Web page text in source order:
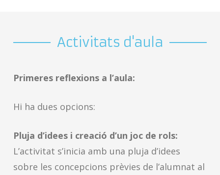
Activitats d'aula
Primeres reflexions a l’aula:
Hi ha dues opcions:
Pluja d’idees i creació d’un joc de rols:
L’activitat s’inicia amb una pluja d’idees
sobre les concepcions prèvies de l’alumnat al